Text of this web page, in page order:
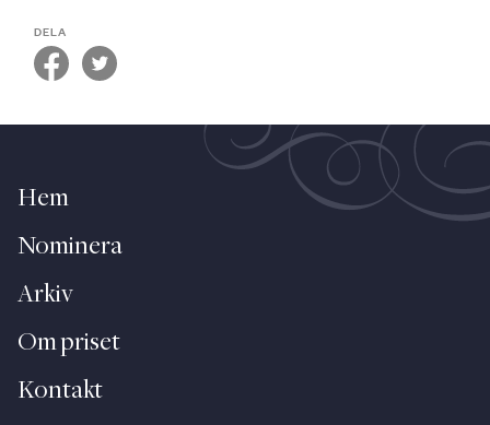
DELA
Hem
Nominera
Arkiv
Om priset
Kontakt